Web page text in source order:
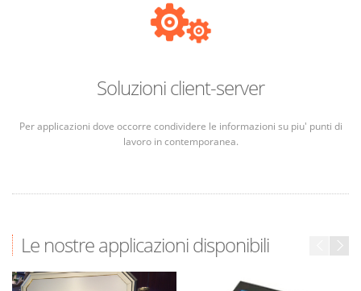
Soluzioni client-server
Per applicazioni dove occorre condividere le informazioni su piu' punti di
lavoro in contemporanea.
Le nostre applicazioni disponibili